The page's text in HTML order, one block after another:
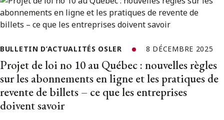
BULLETIN D’ACTUALITÉS OSLER 8 DÉCEMBRE 2025
Projet de loi no 10 au Québec : nouvelles règles
sur les abonnements en ligne et les pratiques de
revente de billets – ce que les entreprises
doivent savoir